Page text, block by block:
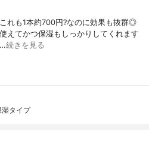
れも1本約700円?なのに効果も抜群◎
えてかつ保湿もしっかりしてくれます
続きを見る
タイプ